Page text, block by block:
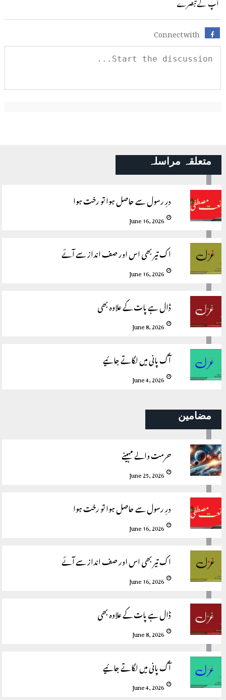
Connect with
متعلقہ مراسلہ
درِ رسول سے حاصل ہوا تو رخت ہوا
June 16, 2026
اک تیر بھی اس اور صف انداز سے آئے
June 16, 2026
ڈال ہے پات کے علاوہ بھی
June 8, 2026
آگ پانی میں لگاتے جائیے
June 4, 2026
مضامین
حرمت والے مہینے
June 25, 2026
درِ رسول سے حاصل ہوا تو رخت ہوا
June 16, 2026
اک تیر بھی اس اور صف انداز سے آئے
June 16, 2026
ڈال ہے پات کے علاوہ بھی
June 8, 2026
آگ پانی میں لگاتے جائیے
June 4, 2026